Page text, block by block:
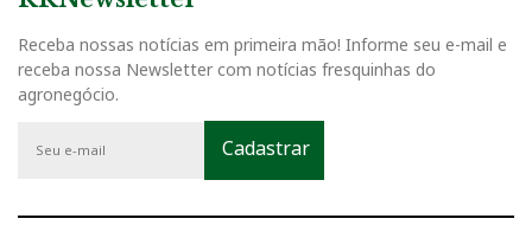
Receba nossas notícias em primeira mão! Informe seu e-mail e
receba nossa Newsletter com notícias fresquinhas do
agronegócio.